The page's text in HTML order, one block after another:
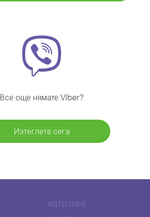
Все още нямате Viber?
Изтеглете сега
ИЗТЕГЛЯНЕ